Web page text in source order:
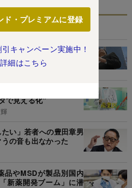
ド・プレミアムに登録
キャンペーン実施中！
詳細はこちら
たにおすすめ
業が「早期退職」を増
、7年連続「健康経営
で見える化”
たい」若者への豊田章男
の音も出なかった
品やMSDが製品別国内
新薬開発ブーム」に潜